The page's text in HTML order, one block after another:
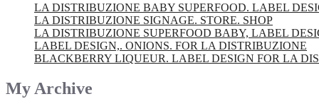
LA DISTRIBUZIONE BABY SUPERFOOD. LABEL
LA DISTRIBUZIONE SIGNAGE. STORE. SHOP
LA DISTRIBUZIONE SUPERFOOD BABY, LABEL
LABEL DESIGN,. ONIONS. FOR LA DISTRIBUZIONE
BLACKBERRY LIQUEUR. LABEL DESIGN FOR LA
My Archive